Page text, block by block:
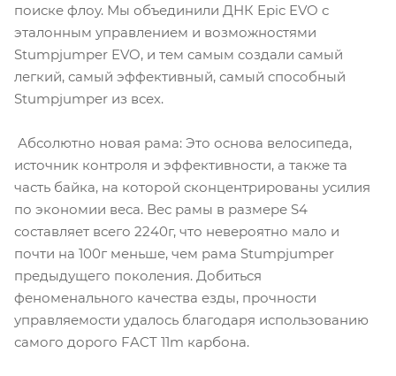
поиске флоу. Мы объединили ДНК Epic EVO с
эталонным управлением и возможностями
Stumpjumper EVO, и тем самым создали самый
легкий, самый эффективный, самый способный
Stumpjumper из всех.
Абсолютно новая рама: Это основа велосипеда,
источник контроля и эффективности, а также та
часть байка, на которой сконцентрированы усилия
по экономии веса. Вес рамы в размере S4
составляет всего 2240г, что невероятно мало и
почти на 100г меньше, чем рама Stumpjumper
предыдущего поколения. Добиться
феноменального качества езды, прочности
управляемости удалось благодаря использованию
самого дорого FACT 11m карбона.